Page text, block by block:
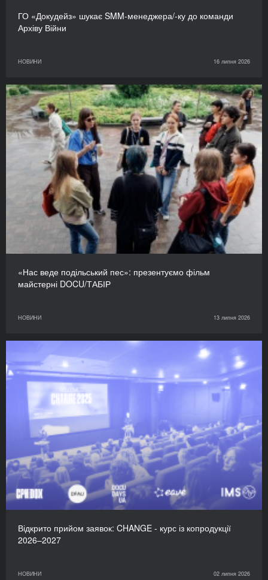
ГО «Докудейз» шукає SMM-менеджера/-ку до команди
Архіву Війни
НОВИНИ 16 липня 2026
«Нас веде подільський пес»: презентуємо фільм
майстерні DOCU/ТАБІР
НОВИНИ 13 липня 2026
Відкрито прийом заявок: CHANGE - курс із копродукції
2026–2027
НОВИНИ 02 липня 2026